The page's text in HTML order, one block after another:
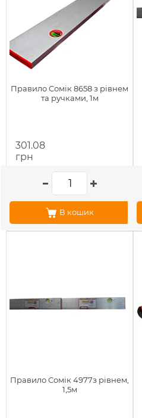
Правило Сомік 8658 з рівнем
та ручками, 1м
301.08
грн
В кошик
Правило Сомік 4977з рівнем,
1,5м